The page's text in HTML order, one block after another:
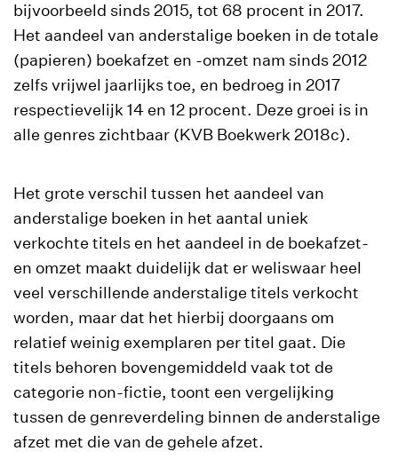
bijvoorbeeld sinds 2015, tot 68 procent in 2017.
Het aandeel van anderstalige boeken in de totale
(papieren) boekafzet en -omzet nam sinds 2012
zelfs vrijwel jaarlijks toe, en bedroeg in 2017
respectievelijk 14 en 12 procent. Deze groei is in
alle genres zichtbaar (KVB Boekwerk 2018c).
Het grote verschil tussen het aandeel van
anderstalige boeken in het aantal uniek
verkochte titels en het aandeel in de boekafzet-
en omzet maakt duidelijk dat er weliswaar heel
veel verschillende anderstalige titels verkocht
worden, maar dat het hierbij doorgaans om
relatief weinig exemplaren per titel gaat. Die
titels behoren bovengemiddeld vaak tot de
categorie non-fictie, toont een vergelijking
tussen de genreverdeling binnen de anderstalige
afzet met die van de gehele afzet.